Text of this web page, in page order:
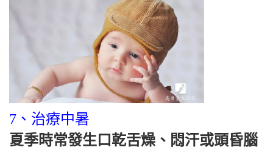
7、治療中暑
夏季時常發生口乾舌燥、悶汗或頭昏腦